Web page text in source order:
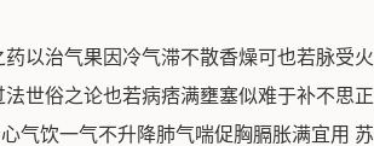
以治气果因冷气滞不散香燥可也若脉受火
世俗之论也若病痞满壅塞似难于补不思正
气饮一气不升降肺气喘促胸膈胀满宜用 苏